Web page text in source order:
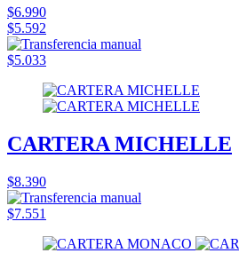
$6.990
$5.592
$5.033
CARTERA MICHELLE
$8.390
$7.551